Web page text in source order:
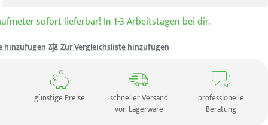
sofort lieferbar! In 1-3 Arbeitstagen bei dir.
hinzufügen Zur Vergleichsliste hinzufügen
günstige Preise
schneller Versand
von Lagerware
professionelle
Beratung